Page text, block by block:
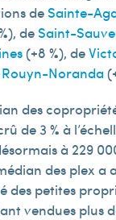
de Sainte-
de Saint-
(+8 %), de
Rouyn-Noranda
des
de 3 % à
à 229
des plex a
des petites
vendues plus